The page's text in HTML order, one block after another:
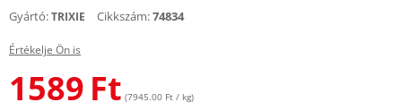
Gyártó:TRIXIE Cikkszám:74834
Értékelje Ön is
1589 Ft (7945.00 Ft / kg)